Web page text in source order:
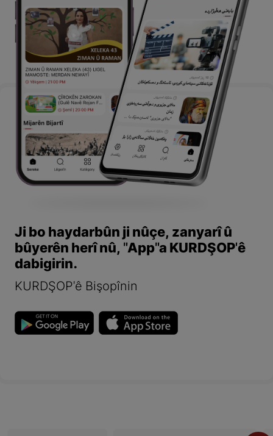
Ji bo haydarbûn ji nûçe, zanyarî û
bûyerên herî nû, "App"a KURDŞOP'ê
dabigirin.
KURDŞOP'ê Bişopînin